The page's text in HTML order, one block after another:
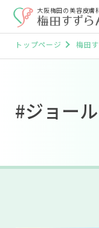
大阪梅田の美容皮膚
トップページ 梅田
#ジョー